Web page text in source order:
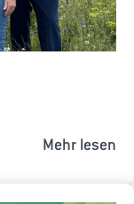
Mehr lesen